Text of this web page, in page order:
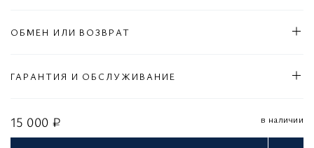
15 000 ₽ в наличии
ОБМЕН ИЛИ ВОЗВРАТ
ГАРАНТИЯ И ОБСЛУЖИВАНИЕ